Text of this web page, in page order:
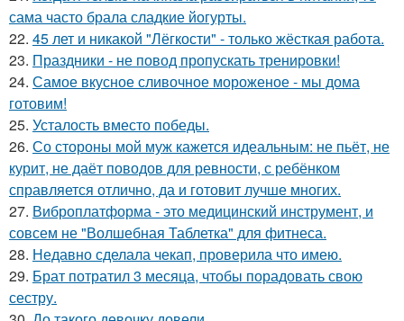
сама часто брала сладкие йогурты.
22. 45 лет и никакой "Лёгкости" - только жёсткая работа.
23. Праздники - не повод пропускать тренировки!
24. Самое вкусное сливочное мороженое - мы дома
готовим!
25. Усталость вместо победы.
26. Со стороны мой муж кажется идеальным: не пьёт, не
курит, не даёт поводов для ревности, с ребёнком
справляется отлично, да и готовит лучше многих.
27. Виброплатформа - это медицинский инструмент, и
совсем не "Волшебная Таблетка" для фитнеса.
28. Недавно сделала чекап, проверила что имею.
29. Брат потратил 3 месяца, чтобы порадовать свою
сестру.